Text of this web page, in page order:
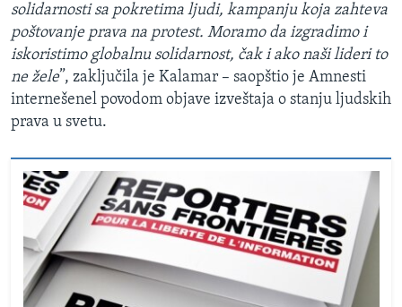
solidarnosti sa pokretima ljudi, kampanju koja zahteva
poštovanje prava na protest. Moramo da izgradimo i
iskoristimo globalnu solidarnost, čak i ako naši lideri to
ne žele”, zaključila je Kalamar – saopštio je Amnesti
internešenel povodom objave izveštaja o stanju ljudskih
prava u svetu.